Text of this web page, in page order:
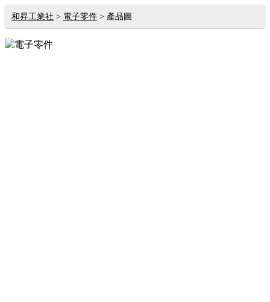
和昇工業社 電子零件 產品圖